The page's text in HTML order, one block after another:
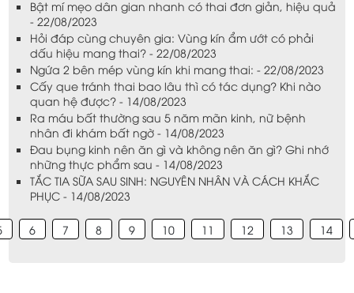
Bật mí mẹo dân gian nhanh có thai đơn giản, hiệu quả
- 22/08/2023
Hỏi đáp cùng chuyên gia: Vùng kín ẩm ướt có phải
dấu hiệu mang thai? - 22/08/2023
Ngứa 2 bên mép vùng kín khi mang thai: - 22/08/2023
Cấy que tránh thai bao lâu thì có tác dụng? Khi nào
quan hệ được? - 14/08/2023
Ra máu bất thường sau 5 năm mãn kinh, nữ bệnh
nhân đi khám bất ngờ - 14/08/2023
Đau bụng kinh nên ăn gì và không nên ăn gì? Ghi nhớ
những thực phẩm sau - 14/08/2023
TẮC TIA SỮA SAU SINH: NGUYÊN NHÂN VÀ CÁCH KHẮC
PHỤC - 14/08/2023
6 7 8 9 10 11 12 13 14